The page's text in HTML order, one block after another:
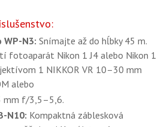
N3: Snímajte až do hĺbky 45 m.
fotoaparát Nikon 1 J4 alebo Nikon 1
1 NIKKOR VR 10–30 mm
alebo
mm f/3,5–5,6.
N10: Kompaktná záblesková